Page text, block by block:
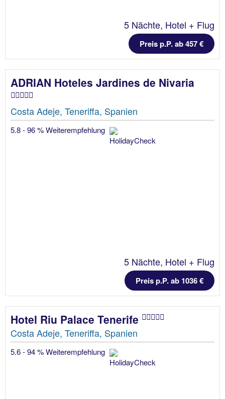
5 Nächte, Hotel + Flug
Preis p.P. ab 457 €
ADRIAN Hoteles Jardines de Nivaria
Costa Adeje, Teneriffa, Spanien
5.8 - 96 % Weiterempfehlung
5 Nächte, Hotel + Flug
Preis p.P. ab 1036 €
Hotel Riu Palace Tenerife
Costa Adeje, Teneriffa, Spanien
5.6 - 94 % Weiterempfehlung